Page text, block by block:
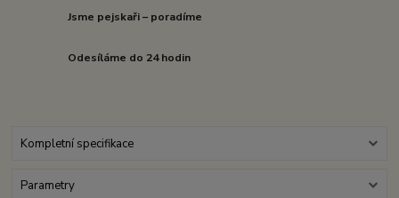
Jsme pejskaři – poradíme
Odesíláme do 24 hodin
Kompletní specifikace
Parametry